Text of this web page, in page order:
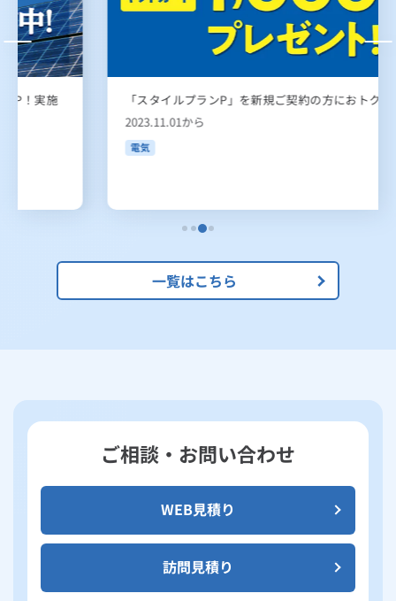
「スタイルプランP」を新規ご契約の方におトクな特典！
一覧はこちら
ご相談・お問い合わせ
WEB見積り
訪問見積り